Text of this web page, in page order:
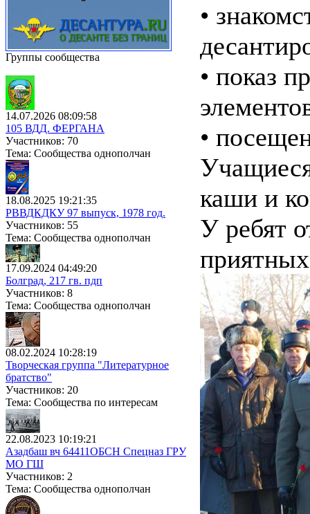
Группы сообщества
14.07.2026 08:09:58
105 ВДД. ФЕРГАНА
Участников: 70
Тема: Сообщества однополчан
18.08.2025 19:21:35
РВВДКДКУ 97 выпуск, 1978 год.
Участников: 55
Тема: Сообщества однополчан
17.09.2024 04:49:20
Болград, 217 гв. пдп
Участников: 8
Тема: Сообщества однополчан
08.02.2024 10:28:19
Творческая группа "Литературное
братство"
Участников: 20
Тема: Сообщества по интересам
22.08.2023 10:19:21
Азадбаш вч 64411ОБСН Спецназ ГРУ
МО ГШ
Участников: 2
Тема: Сообщества однополчан
•
• показ
•
каши и
У ребят